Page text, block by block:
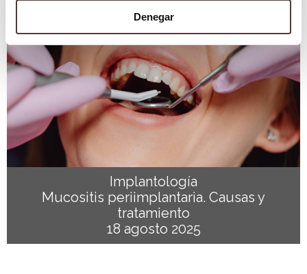
Denegar
Implantología
Mucositis periimplantaria. Causas y
tratamiento
18 agosto 2025